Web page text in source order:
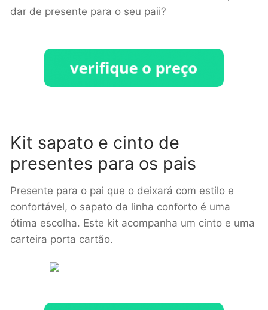
dar de presente para o seu paii?
Kit sapato e cinto de
presentes para os pais
Presente para o pai que o deixará com estilo e
confortável, o sapato da linha conforto é uma
ótima escolha. Este kit acompanha um cinto e uma
carteira porta cartão.